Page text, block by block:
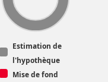
Estimation de
l'hypothèque
Mise de fond